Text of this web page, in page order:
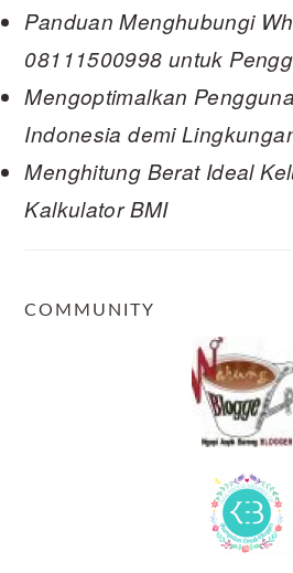
Panduan Menghubungi
08111500998 untuk
Mengoptimalkan
Indonesia demi
Menghitung Berat Ideal
Kalkulator BMI
COMMUNITY